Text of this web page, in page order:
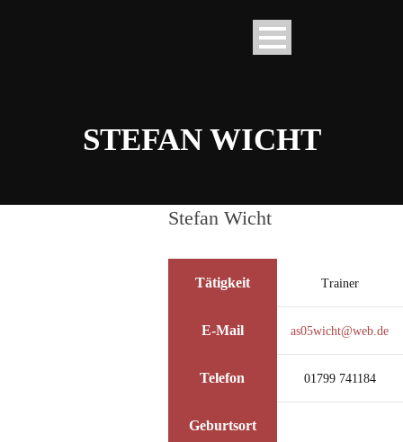
STEFAN WICHT
Stefan Wicht
Tätigkeit Trainer
E-Mail as05wicht@web.de
Telefon 01799 741184
Geburtsort